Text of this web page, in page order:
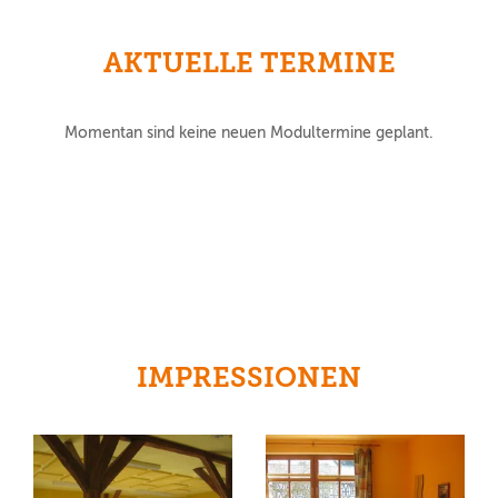
AKTUELLE TERMINE
Momentan sind keine neuen Modultermine geplant.
IMPRESSIONEN